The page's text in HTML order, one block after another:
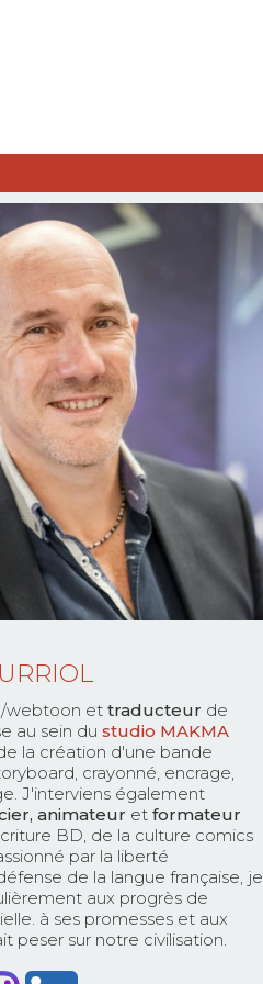
webtoon et traducteur de
au sein du studio MAKMA
la création d'une bande
crayonné, encrage,
J'interviens également
animateur et formateur
BD, de la culture comics
par la liberté
de la langue française, je
aux progrès de
à ses promesses et aux
peser sur notre civilisation.